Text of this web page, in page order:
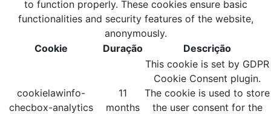
to function properly. These cookies ensure basic
functionalities and security features of the website,
anonymously.
Cookie
Duração Descrição
cookielawinfo-
checbox-analytics
11
months
This cookie is set by GDPR
Cookie Consent plugin.
The cookie is used to store
the user consent for the